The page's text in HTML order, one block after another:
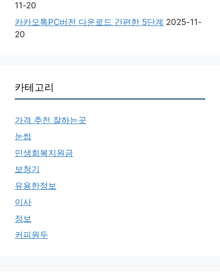
11-20
카카오톡PC버전 다운로드 간편한 5단계 2025-11-
20
카테고리
가격 추천 잘하는곳
눈썹
민생회복지원금
보청기
유용한정보
이사
정보
커피원두